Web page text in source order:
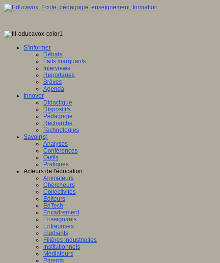
S'informer
Débats
Faits marquants
Interviews
Reportages
Brèves
Agenda
Innover
Didactique
Dispositifs
Pédagogie
Recherche
Technologies
Savoir(s)
Analyses
Conférences
Outils
Pratiques
Acteurs de l'éducation
Animateurs
Chercheurs
Collectivités
Editeurs
EdTech
Encadrement
Enseignants
Entreprises
Etudiants
Filières industrielles
Institutionnels
Médiateurs
Parents